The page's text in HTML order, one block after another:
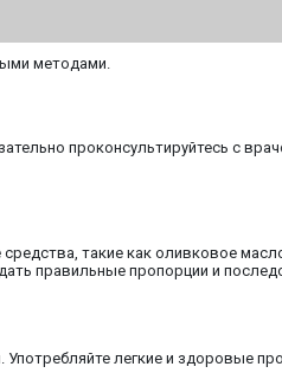
методами.
проконсультируйтесь с
такие как оливковое
правильные пропорции и
Употребляйте легкие и здоровые